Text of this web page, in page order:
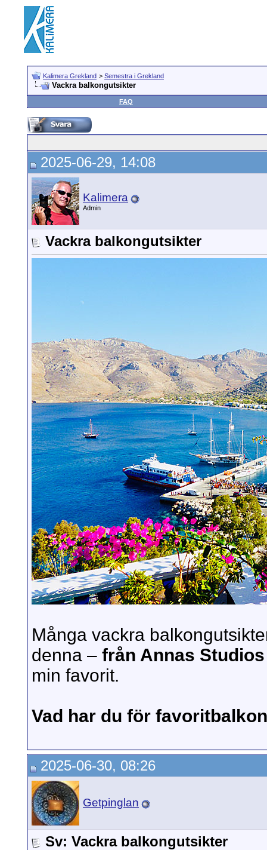
Kalimera Grekland > Semestra i Grekland
Vackra balkongutsikter
FAQ
2025-06-29, 14:08
Kalimera
Admin
Vackra balkongutsikter
Många vackra
denna – från Annas
min favorit.
Vad har du för
2025-06-30, 08:26
Getpinglan
Sv: Vackra balkongutsikter